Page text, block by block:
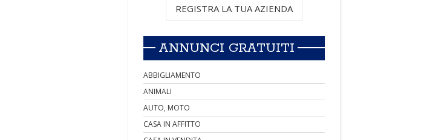
REGISTRA LA TUA AZIENDA
ANNUNCI GRATUITI
ABBIGLIAMENTO
ANIMALI
AUTO, MOTO
CASA IN AFFITTO